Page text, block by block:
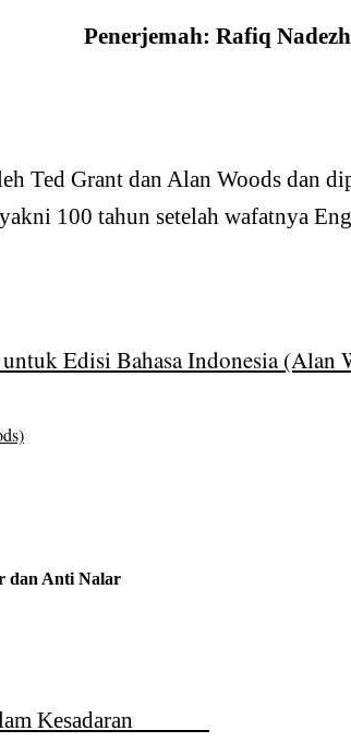
Penerjemah: Rafiq
Ted Grant dan Alan Woods dan
100 tahun setelah wafatnya
Edisi Bahasa Indonesia (Alan
dan Anti Nalar
Kesadaran